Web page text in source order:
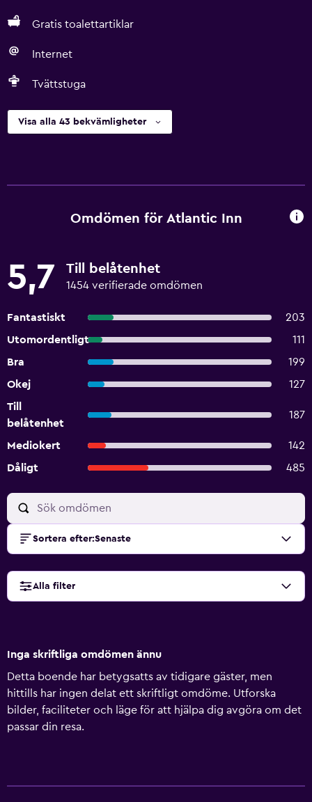
Gratis toalettartiklar
Internet
Tvättstuga
Visa alla 43 bekvämligheter
Omdömen för Atlantic Inn
5,7 Till belåtenhet
1454 verifierade omdömen
Fantastiskt
203
Utomordentligt
111
Bra
199
Okej
127
Till
belåtenhet
187
Mediokert
142
Dåligt
485
Sortera efter:Senaste
Alla filter
Inga skriftliga omdömen ännu
Detta boende har betygsatts av tidigare gäster, men
hittills har ingen delat ett skriftligt omdöme. Utforska
bilder, faciliteter och läge för att hjälpa dig avgöra om det
passar din resa.